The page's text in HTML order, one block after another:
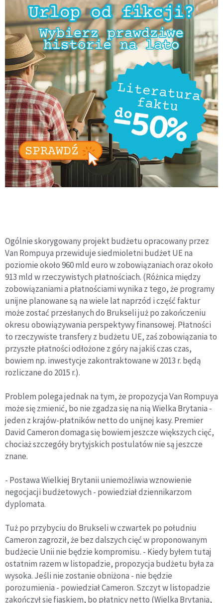
Ogólnie skorygowany projekt budżetu opracowany przez
Van Rompuya przewiduje siedmioletni budżet UE na
poziomie około 960 mld euro w zobowiązaniach oraz około
913 mld w rzeczywistych płatnościach. (Różnica między
zobowiązaniami a płatnościami wynika z tego, że programy
unijne planowane są na wiele lat naprzód i część faktur
może zostać przesłanych do Brukseli już po zakończeniu
okresu obowiązywania perspektywy finansowej. Płatności
to rzeczywiste transfery z budżetu UE, zaś zobowiązania to
przyszłe płatności odłożone z góry na jakiś czas czas,
bowiem np. inwestycje zakontraktowane w 2013 r. będą
rozliczane do 2015 r.).
Problem polega jednak na tym, że propozycja Van Rompuya
może się zmienić, bo nie zgadza się na nią Wielka Brytania -
jeden z krajów-płatników netto do unijnej kasy. Premier
David Cameron domaga się bowiem jeszcze większych cięć,
chociaż szczegóły brytyjskich postulatów nie są jeszcze
znane.
- Postawa Wielkiej Brytanii uniemożliwia wznowienie
negocjacji budżetowych - powiedział dziennikarzom
dyplomata.
Tuż po przybyciu do Brukseli w czwartek po południu
Cameron zagroził, że bez dalszych cięć w proponowanym
budżecie Unii nie będzie kompromisu. - Kiedy byłem tutaj
ostatnim razem w listopadzie, propozycja budżetu była za
wysoka. Jeśli nie zostanie obniżona - nie będzie
porozumienia - powiedział Cameron. Szczyt w listopadzie
zakończył się fiaskiem, bo płatnicy netto (Wielka Brytania,